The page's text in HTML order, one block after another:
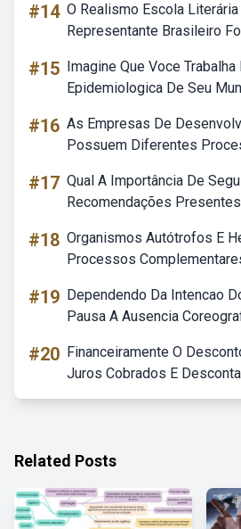
#14 O Realismo Escola
Representante Brasileiro
#15 Imagine Que Voce
Epidemiologica De Seu
#16 As Empresas De
Possuem Diferentes
#17 Qual A Importância De
Recomendações
#18 Organismos Autótrofos E
Processos
#19 Dependendo Da Intencao
Pausa A Ausencia
#20 Financeiramente O
Juros Cobrados E
Related Posts